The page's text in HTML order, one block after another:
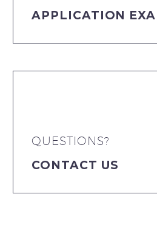
APPLICATION
QUESTIONS?
CONTACT US